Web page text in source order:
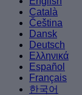
Català
Čeština
Dansk
Deutsch
Ελληνικά
Español
Français
한국어